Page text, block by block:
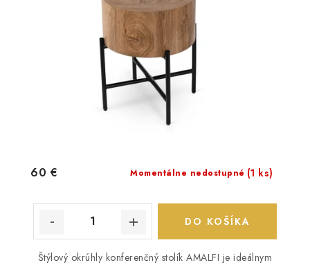
Momentálne nedostupné (1 ks)
60 €
DO KOŠÍKA
Štýlový okrúhly konferenčný stolík AMALFI je ideálnym